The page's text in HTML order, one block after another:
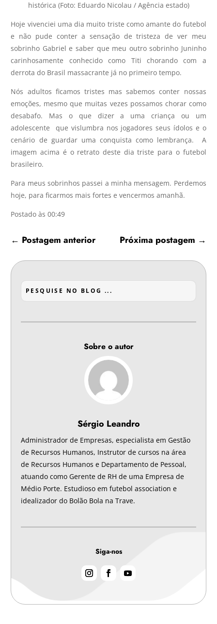
histórica (Foto: Eduardo Nicolau / Agência estado)
Hoje vivenciei uma dia muito triste como amante do futebol
e não pude conter a sensação de tristeza de ver meu
sobrinho Gabriel e saber que meu outro sobrinho Juninho
carinhosamente conhecido como Titi chorando com a
derrota do Brasil massacrante já no primeiro tempo.
Nós adultos ficamos tristes mas sabemos conter nossas
emoções, mesmo que muitas vezes possamos chorar como
desabafo. Mas o que dizer a uma criança ou um
adolescente que vislumbra nos jogadores seus ídolos e o
cenário de guardar uma conquista como lembrança. A
imagem acima é o retrato deste dia triste para o futebol
brasileiro.
Para meus sobrinhos passei a minha mensagem. Perdemos
hoje, para ficarmos mais fortes e vencermos amanhã.
Postado às 00:49
← Postagem anterior Próxima postagem →
Sobre o autor
Sérgio Leandro
Administrador de Empresas, especialista em Gestão
de Recursos Humanos, Instrutor de cursos na área
de Recursos Humanos e Departamento de Pessoal,
atuando como Gerente de RH de uma Empresa de
Médio Porte. Estudioso em futebol association e
idealizador do Bolão Bola na Trave.
Siga-nos